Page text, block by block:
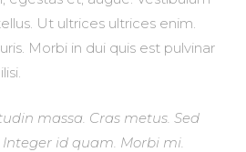
Ut ultrices ultrices enim.
Morbi in dui quis est pulvinar
massa. Cras metus. Sed
id quam. Morbi mi.